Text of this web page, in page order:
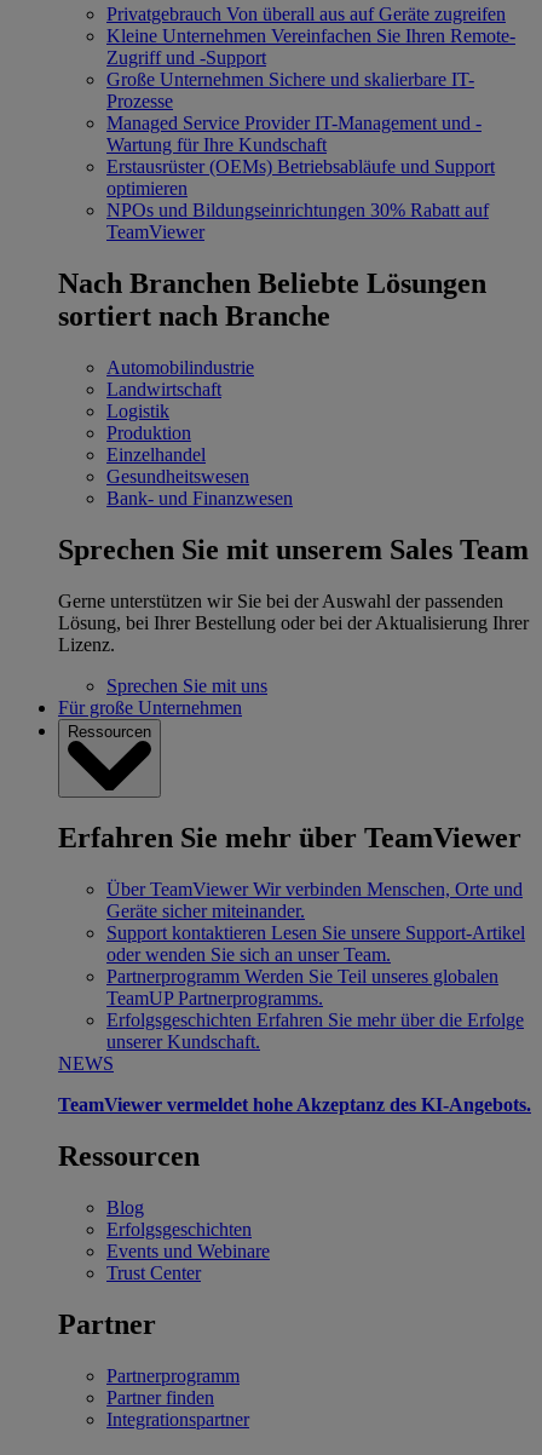
Privatgebrauch Von überall aus auf Geräte zugreifen
Kleine Unternehmen Vereinfachen Sie Ihren Remote-
Zugriff und -Support
Große Unternehmen Sichere und skalierbare IT-
Prozesse
Managed Service Provider IT-Management und -
Wartung für Ihre Kundschaft
Erstausrüster (OEMs) Betriebsabläufe und Support
optimieren
NPOs und Bildungseinrichtungen 30% Rabatt auf
TeamViewer
Nach Branchen Beliebte Lösungen
sortiert nach Branche
Automobilindustrie
Landwirtschaft
Logistik
Produktion
Einzelhandel
Gesundheitswesen
Bank- und Finanzwesen
Sprechen Sie mit unserem Sales Team
Gerne unterstützen wir Sie bei der Auswahl der passenden
Lösung, bei Ihrer Bestellung oder bei der Aktualisierung Ihrer
Lizenz.
Sprechen Sie mit uns
Für große Unternehmen
Ressourcen
Erfahren Sie mehr über TeamViewer
Über TeamViewer Wir verbinden Menschen, Orte und
Geräte sicher miteinander.
Support kontaktieren Lesen Sie unsere Support-Artikel
oder wenden Sie sich an unser Team.
Partnerprogramm Werden Sie Teil unseres globalen
TeamUP Partnerprogramms.
Erfolgsgeschichten Erfahren Sie mehr über die Erfolge
unserer Kundschaft.
NEWS
TeamViewer vermeldet hohe Akzeptanz des KI-Angebots.
Ressourcen
Blog
Erfolgsgeschichten
Events und Webinare
Trust Center
Partner
Partnerprogramm
Partner finden
Integrationspartner